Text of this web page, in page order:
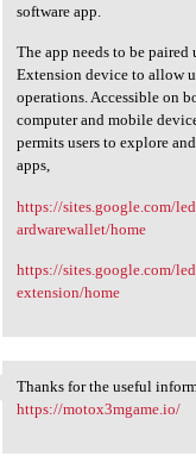
software app.
The app needs to be
Extension device to allow
operations. Accessible on
computer and mobile
permits users to explore
apps,
https://sites.google.com/
ardwarewallet/home
https://sites.google.com/
extension/home
Thanks for the useful
Thanks for the useful
https://motox3mgame.io/